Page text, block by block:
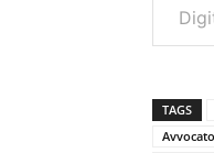
TAGS